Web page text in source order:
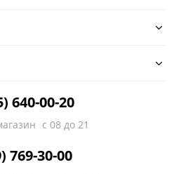
640-00-20
с 08 до 21
769-30-00